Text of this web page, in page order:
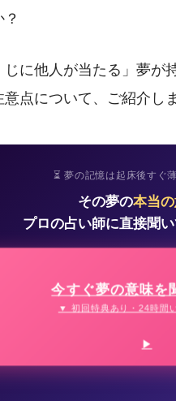
に他人が当たる」夢が
点について、ご紹介しま
⏳ 夢の記憶は起床後すぐ
その夢の本当
プロの占い師に直接聞
今すぐ夢の意味を
▼ 初回特典あり・24時間